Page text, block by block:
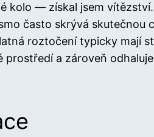
kolo — získal jsem
často skrývá skutečnou
roztočení typicky mají
a zároveň